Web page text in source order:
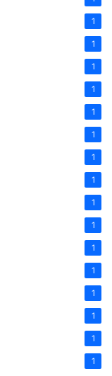
1
1
1
1
1
1
1
1
1
1
1
1
1
1
1
1